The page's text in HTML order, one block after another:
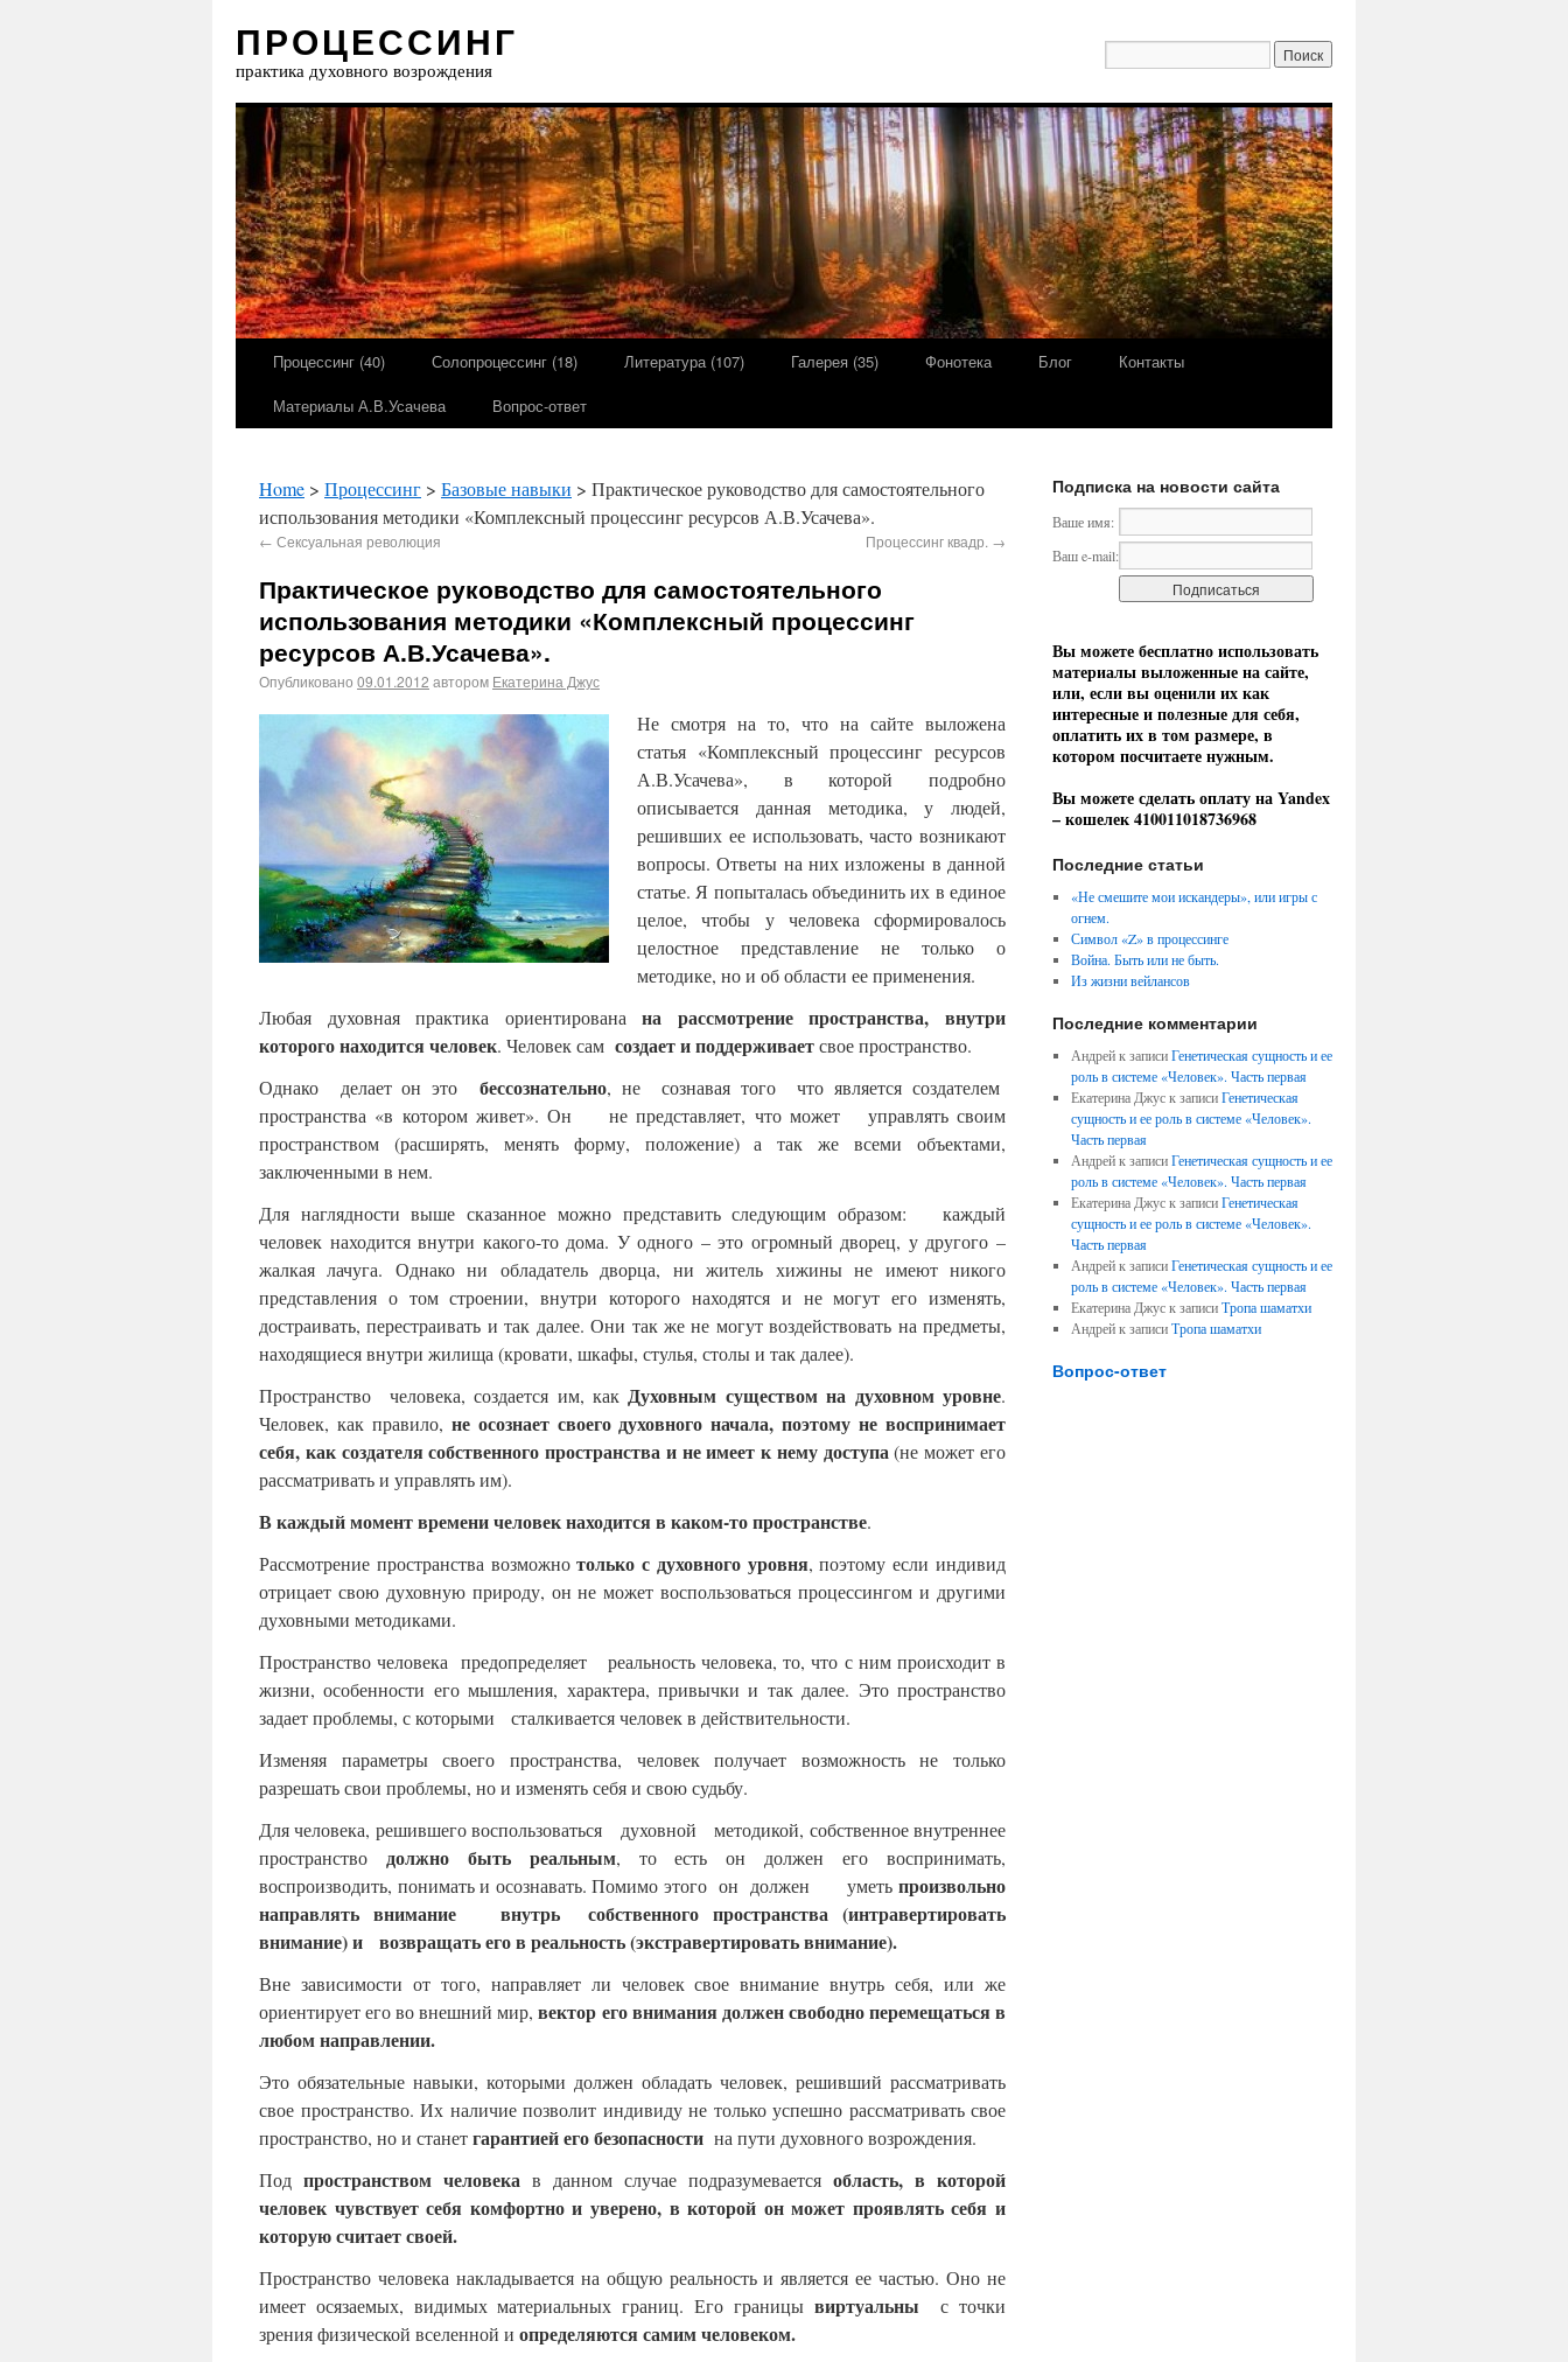
ПРОЦЕССИНГ
практика духовного возрождения
Процессинг (40) Солопроцессинг (18) Литература (107) Галерея (35) Фонотека Блог
Контакты
Материалы А.В.Усачева
Вопрос-ответ
Home > Процессинг > Базовые навыки > Практическое руководство для самостоятельного
использования методики «Комплексный процессинг ресурсов А.В.Усачева».
← Сексуальная революция Процессинг квадр. →
Практическое руководство для самостоятельного
использования методики «Комплексный процессинг
ресурсов А.В.Усачева».
Опубликовано 09.01.2012 автором Екатерина Джус
Не смотря на то, что на сайте выложена
статья «Комплексный процессинг ресурсов
А.В.Усачева», в которой подробно
описывается данная методика, у людей,
решивших ее использовать, часто возникают
вопросы. Ответы на них изложены в данной
статье. Я попыталась объединить их в единое
целое, чтобы у человека сформировалось
целостное представление не только о
методике, но и об области ее применения.
Любая духовная практика ориентированана рассмотрение пространства, внутри
которого находится человек. Человек сам создает и поддерживаетсвое пространство.
Однако делает он это бессознательно, не сознавая того что является создателем
пространства «в котором живет». Он не представляет, что может управлять своим
пространством (расширять, менять форму, положение) а так же всеми объектами,
заключенными в нем.
Для наглядности выше сказанное можно представить следующим образом: каждый
человек находится внутри какого-то дома. У одного – это огромный дворец, у другого –
жалкая лачуга. Однако ни обладатель дворца, ни житель хижины не имеют никого
представления о том строении, внутри которого находятся и не могут его изменять,
достраивать, перестраивать и так далее. Они так же не могут воздействовать на предметы,
находящиеся внутри жилища (кровати, шкафы, стулья, столы и так далее).
Пространство человека, создается им, как Духовным существом на духовном уровне.
Человек, как правило, не осознает своего духовного начала, поэтому не воспринимает
себя, как создателя собственного пространства и не имеет к нему доступа (не может его
рассматривать и управлять им).
В каждый момент времени человек находится в каком-то пространстве.
Рассмотрение пространства возможнотолько с духовного уровня, поэтому если индивид
отрицает свою духовную природу, он не может воспользоваться процессингом и другими
духовными методиками.
Пространство человека предопределяет реальность человека, то, что с ним происходит в
жизни, особенности его мышления, характера, привычки и так далее. Это пространство
задает проблемы, с которыми сталкивается человек в действительности.
Изменяя параметры своего пространства, человек получает возможность не только
разрешать свои проблемы, но и изменять себя и свою судьбу.
Для человека, решившего воспользоваться духовной методикой, собственное внутреннее
пространство должно быть реальным, то есть он должен его воспринимать,
воспроизводить, понимать и осознавать. Помимо этого он должен уметь произвольно
направлять внимание внутрь собственного пространства (интравертировать
внимание) и возвращать его в реальность (экстравертировать внимание).
Вне зависимости от того, направляет ли человек свое внимание внутрь себя, или же
ориентирует его во внешний мир,вектор его внимания должен свободно перемещаться в
любом направлении.
Это обязательные навыки, которыми должен обладать человек, решивший рассматривать
свое пространство. Их наличие позволит индивиду не только успешно рассматривать свое
пространство, но и станетгарантией его безопасности на пути духовного возрождения.
Под пространством человека в данном случае подразумевается область, в которой
человек чувствует себя комфортно и уверено, в которой он может проявлять себя и
которую считает своей.
Пространство человека накладывается на общую реальность и является ее частью. Оно не
имеет осязаемых, видимых материальных границ. Его границы виртуальны
с точки
зрения физической вселенной и определяются самим человеком.
Подписка на новости сайта
Ваше имя:
Ваш e-mail:
Вы можете бесплатно использовать
материалы выложенные на сайте,
или, если вы оценили их как
интересные и полезные для себя,
оплатить их в том размере, в
котором посчитаете нужным.
Вы можете сделать оплату на Yandex
– кошелек 410011018736968
Последние статьи
«Не смешите мои искандеры», или игры с
огнем.
Символ «Z» в процессинге
Война. Быть или не быть.
Из жизни вейлансов
Последние комментарии
Андрей к записиГенетическая сущность и ее
роль в системе «Человек». Часть первая
Екатерина Джус к записиГенетическая
сущность и ее роль в системе «Человек».
Часть первая
Андрей к записиГенетическая сущность и ее
роль в системе «Человек». Часть первая
Екатерина Джус к записиГенетическая
сущность и ее роль в системе «Человек».
Часть первая
Андрей к записиГенетическая сущность и ее
роль в системе «Человек». Часть первая
Екатерина Джус к записиТропа шаматхи
Андрей к записиТропа шаматхи
Вопрос-ответ